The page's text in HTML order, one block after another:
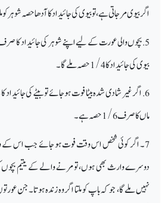
اگر بیوی مر جاتی ہے، تو بیوی کی جائیداد کا آدھا حصہ شوہر
بیوی کی جائیداد کا 4 /1حصہ ملے گا۔
ماں کا صرف 6/ 1حصہ ہے۔
7۔ اگر کوئی شخص اس وقت فوت ہو جائے جب اس کے
دوسرے وارث بھی ہوں، تو مرنے والے کے یتیم بچوں
نہیں ملے گا، جو کہ باپ کو ملتا اگر وہ زندہ ہوتا۔ جن